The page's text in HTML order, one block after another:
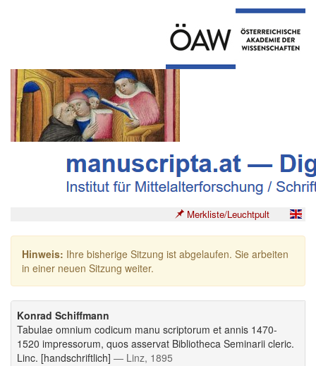
Merkliste/Leuchtpult
Hinweis: Ihre bisherige Sitzung ist abgelaufen. Sie arbeiten
in einer neuen Sitzung weiter.
Konrad Schiffmann
Tabulae omnium codicum manu scriptorum et annis 1470-
1520 impressorum, quos asservat Bibliotheca Seminarii cleric.
Linc. [handschriftlich] — Linz, 1895